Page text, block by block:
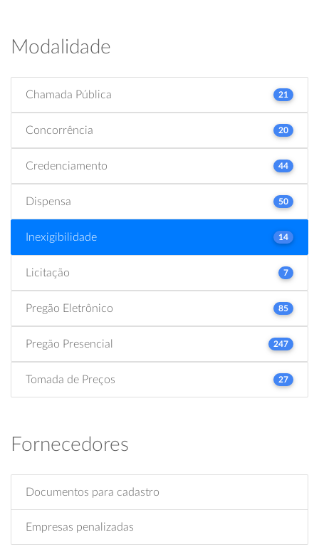
Modalidade
Chamada Pública 21
Concorrência 20
Credenciamento 44
Dispensa 50
Inexigibilidade 14
Licitação 7
Pregão Eletrônico 85
Pregão Presencial 247
Tomada de Preços 27
Fornecedores
Documentos para cadastro
Empresas penalizadas